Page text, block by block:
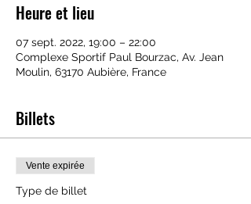
Heure et lieu
07 sept. 2022, 19:00 – 22:00
Complexe Sportif Paul Bourzac, Av. Jean
Moulin, 63170 Aubière, France
Billets
Vente expirée
Type de billet